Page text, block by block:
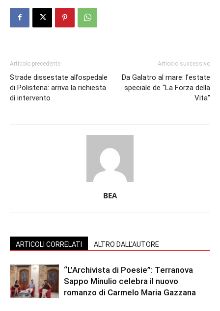
Articolo precedente
Strade dissestate all’ospedale
di Polistena: arriva la richiesta
di intervento
Articolo successivo
Da Galatro al mare: l’estate
speciale de “La Forza della
Vita”
BEA
ARTICOLI CORRELATI ALTRO DALL'AUTORE
“L’Archivista di Poesie”: Terranova
Sappo Minulio celebra il nuovo
romanzo di Carmelo Maria Gazzana